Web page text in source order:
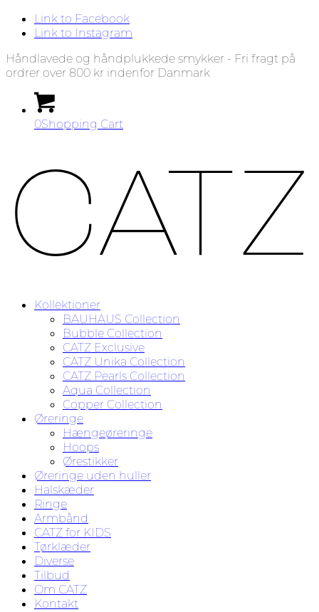
Link to Facebook
Link to Instagram
Håndlavede og håndplukkede smykker - Fri fragt på
ordrer over 800 kr indenfor Danmark
0Shopping Cart
Kollektioner
BAUHAUS Collection
Bubble Collection
CATZ Exclusive
CATZ Unika Collection
CATZ Pearls Collection
Aqua Collection
Copper Collection
Øreringe
Hængeøreringe
Hoops
Ørestikker
Øreringe uden huller
Halskæder
Ringe
Armbånd
CATZ for KIDS
Tørklæder
Diverse
Tilbud
Om CATZ
Kontakt